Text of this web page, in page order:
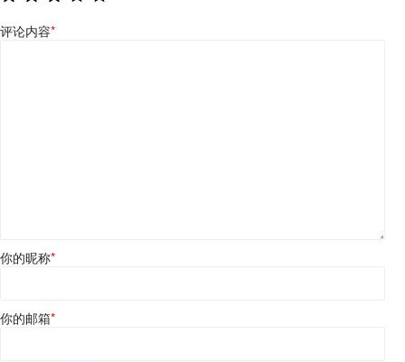
评论内容*
你的昵称*
你的邮箱*